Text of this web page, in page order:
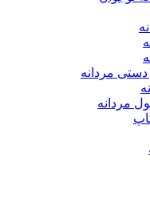
مردانه
مردانه